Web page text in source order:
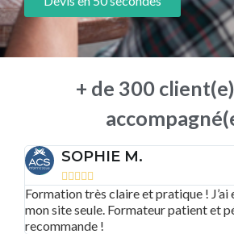
+ de 300
SOPHIE M.

Formation très claire et pratique ! J’ai
mon site seule. Formateur patient et
recommande !